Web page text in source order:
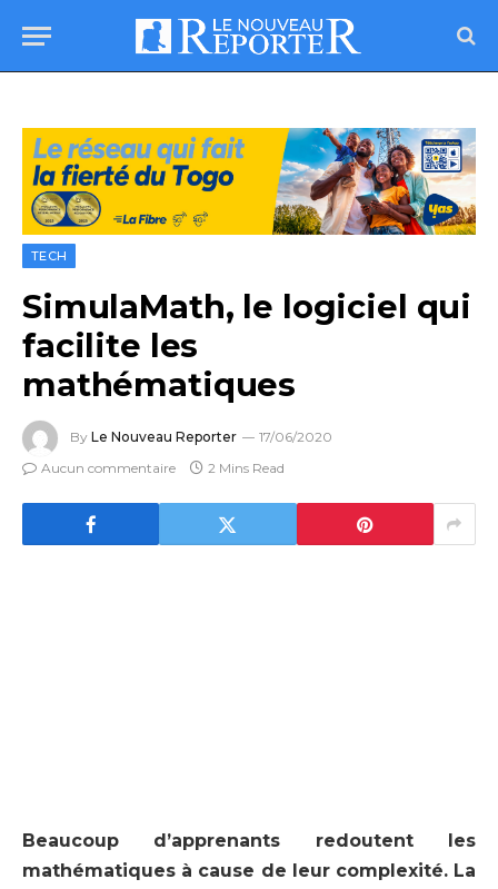
TECH
SimulaMath, le logiciel qui
facilite les
mathématiques
By Le Nouveau Reporter
17/06/2020
Aucun commentaire
2 Mins Read
Beaucoup d’apprenants redoutent les
mathématiques à cause de leur complexité. La